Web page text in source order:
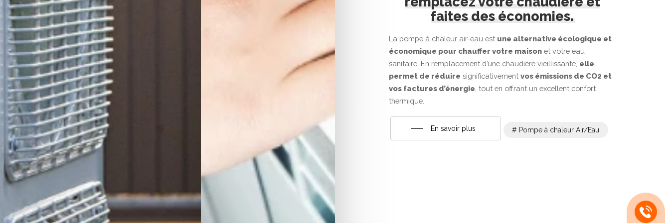
faites des économies.
La pompe à chaleur air-eau est une alternative écologique et
économique pour chauffer votre maisonet votre eau
sanitaire. En remplacement d’une chaudière vieillissante, elle
permet de réduire significativement vos émissions de CO2 et
vos factures d’énergie , tout en offrant un excellent confort
thermique.
En savoir plus # Pompe à chaleur Air/Eau